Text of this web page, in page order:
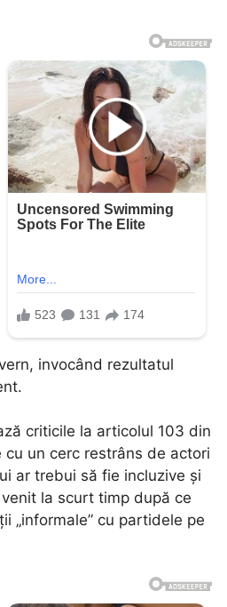
invocând rezultatul
criticile la articolul 103 din
un cerc restrâns de actori
ar trebui să fie incluzive și
la scurt timp după ce
„informale” cu partidele pe